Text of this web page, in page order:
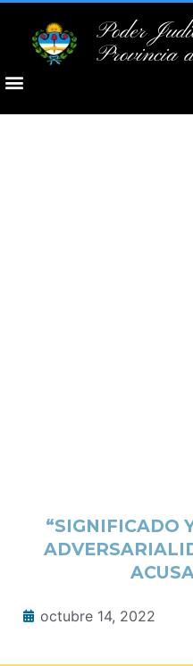
Poder
Provincia
“SIGNIFICADO
octubre 14, 2022